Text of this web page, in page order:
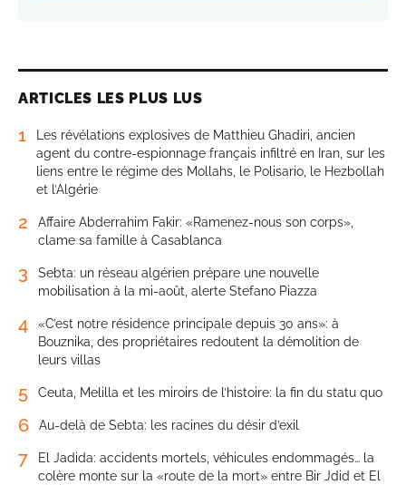
ARTICLES LES PLUS LUS
1
Les révélations explosives de Matthieu Ghadiri, ancien
agent du contre-espionnage français infiltré en Iran, sur les
liens entre le régime des Mollahs, le Polisario, le Hezbollah
et l’Algérie
2
Affaire Abderrahim Fakir: «Ramenez-nous son corps»,
clame sa famille à Casablanca
3
Sebta: un réseau algérien prépare une nouvelle
mobilisation à la mi-août, alerte Stefano Piazza
4
«C’est notre résidence principale depuis 30 ans»: à
Bouznika, des propriétaires redoutent la démolition de
leurs villas
5 Ceuta, Melilla et les miroirs de l’histoire: la fin du statu quo
6 Au-delà de Sebta: les racines du désir d’exil
7
El Jadida: accidents mortels, véhicules endommagés… la
colère monte sur la «route de la mort» entre Bir Jdid et El